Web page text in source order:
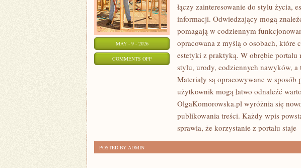
MAY - 9 - 2026
COMMENTS OFFON
SPOŁECZNOŚĆ
łączy zainteresowanie do stylu życia,
informacji. Odwiedzający mogą
pomagają w codziennym
opracowana z myślą o osobach, które
estetyki z praktyką. W obrębie portalu
stylu, urody, codziennych nawyków, a
Materiały są opracowywane w
użytkownik mogą łatwo odnaleźć
OlgaKomorowska.pl wyróżnia się
publikowania treści. Każdy wpis
sprawia, że korzystanie z portalu staje
POSTED BY ADMIN